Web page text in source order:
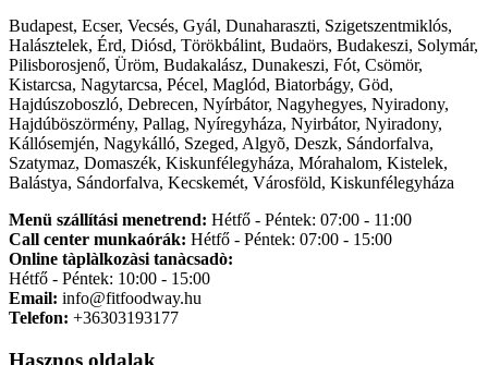
Budapest, Ecser, Vecsés, Gyál, Dunaharaszti, Szigetszentmiklós,
Halásztelek, Érd, Diósd, Törökbálint, Budaörs, Budakeszi, Solymár,
Pilisborosjenő, Üröm, Budakalász, Dunakeszi, Fót, Csömör,
Kistarcsa, Nagytarcsa, Pécel, Maglód, Biatorbágy, Göd,
Hajdúszoboszló, Debrecen, Nyírbátor, Nagyhegyes, Nyiradony,
Hajdúböszörmény, Pallag, Nyíregyháza, Nyirbátor, Nyiradony,
Kállósemjén, Nagykálló, Szeged, Algyõ, Deszk, Sándorfalva,
Szatymaz, Domaszék, Kiskunfélegyháza, Mórahalom, Kistelek,
Balástya, Sándorfalva, Kecskemét, Városföld, Kiskunfélegyháza
Menü szállítási menetrend: Hétfő - Péntek: 07:00 - 11:00
Call center munkaórák: Hétfő - Péntek: 07:00 - 15:00
Online tàplàlkozàsi tanàcsadò:
Hétfő - Péntek: 10:00 - 15:00
Email: info@fitfoodway.hu
Telefon: +36303193177
Hasznos oldalak